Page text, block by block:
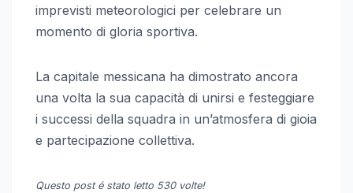
imprevisti meteorologici per celebrare un
momento di gloria sportiva.
La capitale messicana ha dimostrato ancora
una volta la sua capacità di unirsi e festeggiare
i successi della squadra in un’atmosfera di gioia
e partecipazione collettiva.
Questo post é stato letto 530 volte!